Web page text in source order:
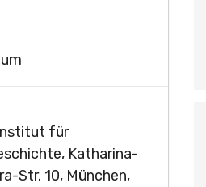
für
Katharina-
Str. 10, München,